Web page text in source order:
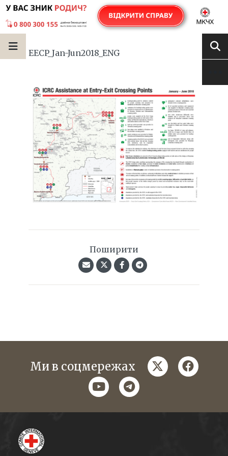
EECP_Jan-Jun2018_ENG
Поширити
Ми в соцмережах twitter
youtubetelegram